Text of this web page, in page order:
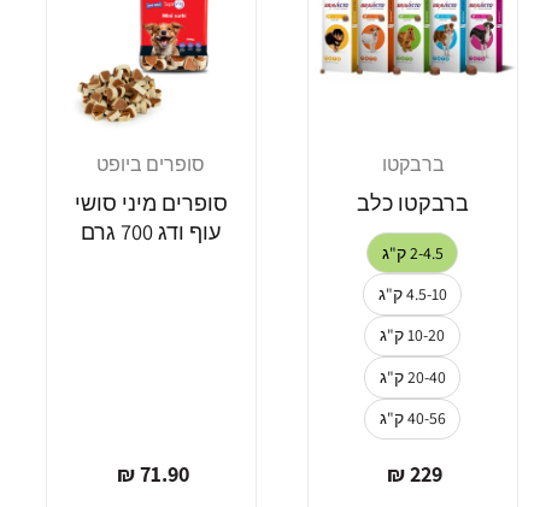
ברבקטו
ברבקטו כלב
2-4.5 ק"ג
4.5-10 ק"ג
10-20 ק"ג
20-40 ק"ג
40-56 ק"ג
מחיר
רגיל
229 ₪
מוֹכֵר:סופרים ביופט
סופרים מיני סושי
עוף ודג 700 גרם
מחיר
רגיל
71.90 ₪